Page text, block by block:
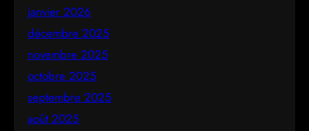
janvier 2026
décembre 2025
novembre 2025
octobre 2025
septembre 2025
août 2025